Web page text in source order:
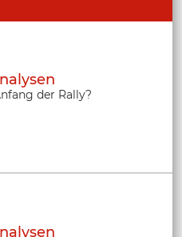
der Rally?